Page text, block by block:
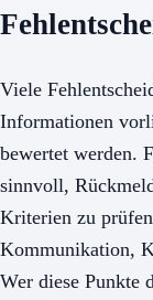
Viele
Informationen
bewertet werden.
sinnvoll,
Kriterien zu
Kommunikation,
Wer diese Punkte